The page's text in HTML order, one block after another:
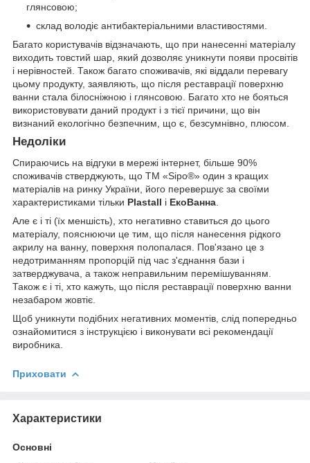
глянсовою;
склад володіє антибактеріальними властивостями.
Багато користувачів відзначають, що при нанесенні матеріалу
виходить товстий шар, який дозволяє уникнути появи просвітів
і нерівностей. Також багато споживачів, які віддали перевагу
цьому продукту, заявляють, що після реставрації поверхню
ванни стала білосніжною і глянсовою. Багато хто не бояться
використовувати даний продукт і з тієї причини, що він
визнаний екологічно безпечним, що є, безсумнівно, плюсом.
Недоліки
Спираючись на відгуки в мережі інтернет, більше 90%
споживачів стверджують, що ТМ «Sipo®» один з кращих
матеріалів на ринку України, його перевершує за своїми
характеристиками тільки Plastall і ЕкоВанна
Але є і ті (їх меншість), хто негативно ставиться до цього
матеріалу, пояснюючи це тим, що після нанесення рідкого
акрилу на ванну, поверхня полопалася. Пов'язано це з
недотриманням пропорцій під час з'єднання бази і
затверджувача, а також неправильним перемішуванням.
Також є і ті, хто кажуть, що після реставрації поверхню ванни
незабаром жовтіє.
Щоб уникнути подібних негативних моментів, слід попередньо
ознайомитися з інструкцією і виконувати всі рекомендації
виробника.
Приховати
Характеристики
Основні